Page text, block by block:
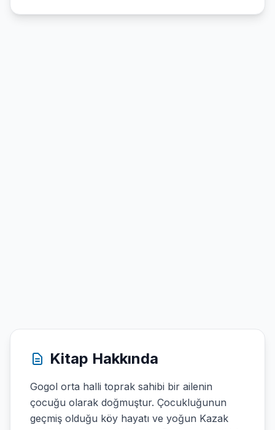
Kitap Hakkında
Gogol orta halli toprak sahibi bir ailenin
çocuğu olarak doğmuştur. Çocukluğunun
geçmiş olduğu köy hayatı ve yoğun Kazak